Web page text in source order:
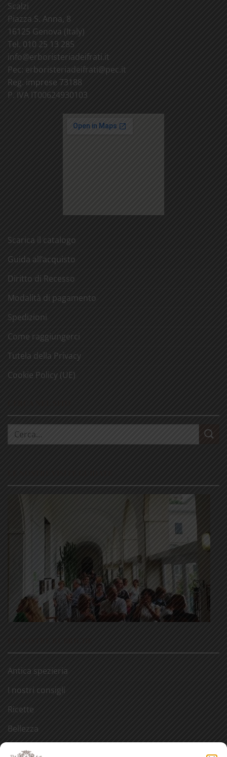
Scalzi
Piazza S. Anna, 8
16125 Genova (Italy)
Tel. 010 25 13 285
info@erboristeriadeifrati.it
Pec: erboristeriadeifrati@pec.it
Reg. imprese 73188
P. IVA IT00624930103
Scarica il catalogo
Guida all’acquisto
Diritto di Recesso
Modalità di pagamento
Spedizioni
Come raggiungerci
Tutela della Privacy
Cookie Policy (UE)
Cerca:
Antica spezieria
I nostri consigli
Ricette
Bellezza
Aforismi